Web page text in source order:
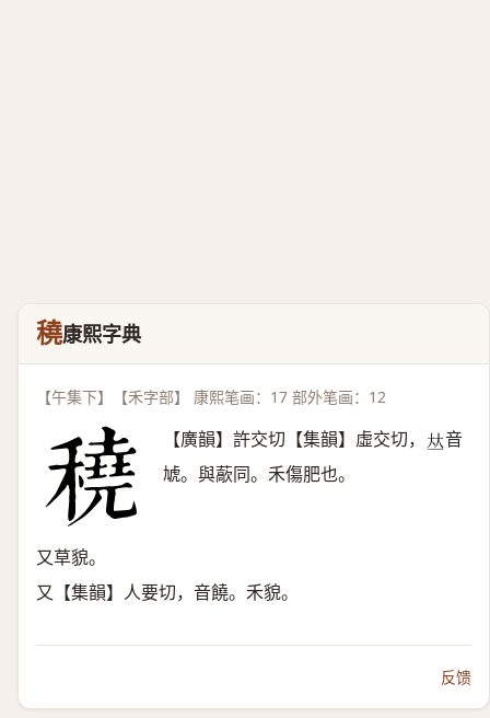
穘康熙字典
【午集下】【禾字部】 康熙笔画：17 部外笔画：12
【廣韻】許交切【集韻】虛交切， 𠀤音
虓。與藃同。禾傷肥也。
又草貌。
又【集韻】人要切，音饒。禾貌。
反馈